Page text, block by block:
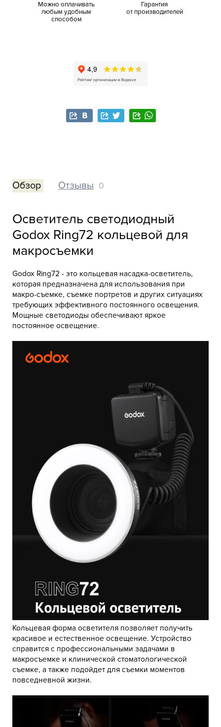
Можно оплачивать
любым удобным
способом
Гарантия
от производителей
Обзор Отзывы 0
Осветитель светодиодный
Godox Ring72 кольцевой для
макросъемки
Godox Ring72 - это кольцевая насадка-осветитель,
которая предназначена для использования при
макро-съемке, съемке портретов и других ситуациях
требующих эффективного постоянного освещения.
Мощные светодиоды обеспечивают яркое
постоянное освещение.
Кольцевая форма осветителя позволяет получить
красивое и естественное освещение. Устройство
справится с профессиональными задачами в
макросъемке и клинической стоматологической
съемке, а также подойдет для съемки моментов
повседневной жизни.